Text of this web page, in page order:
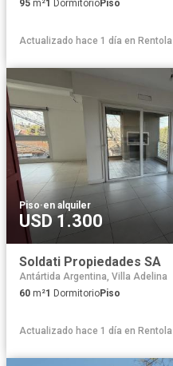
95 m²1 DormitorioPiso
Actualizado hace 1 día en Rentola
Piso·en alquiler
USD 1.300
Soldati Propiedades SA
Antártida Argentina, Villa Adelina
60 m²1 DormitorioPiso
Actualizado hace 1 día en Rentola